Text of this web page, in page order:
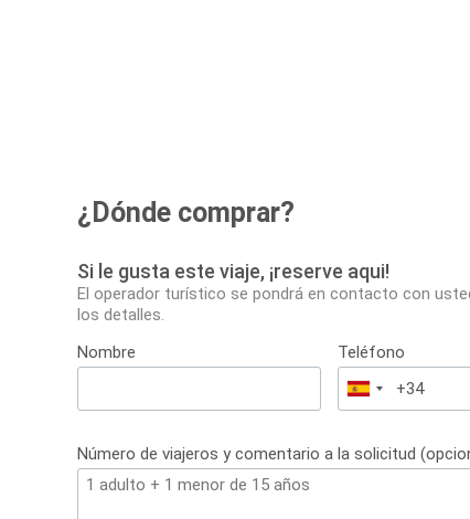
¿Dónde comprar?
Si le gusta este viaje, ¡reserve aqui!
El operador turístico se pondrá en contacto con
los detalles.
Nombre
Teléfono
España
+34
Número de viajeros y comentario a la solicitud